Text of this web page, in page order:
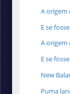
A origem
E se
A origem
E se
New
Puma